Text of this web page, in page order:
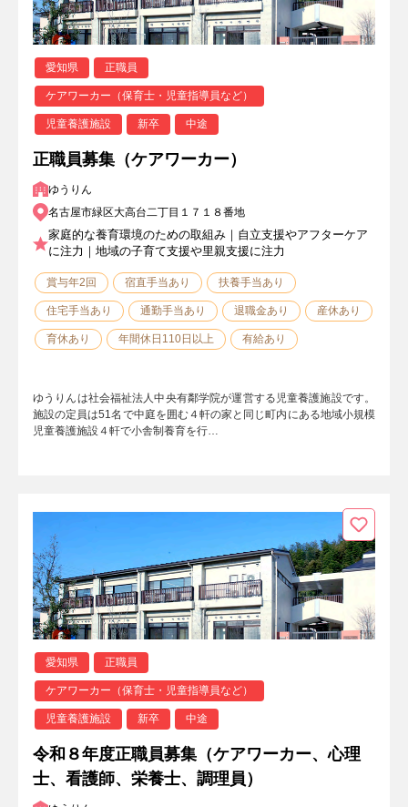
愛知県 正職員
ケアワーカー（保育士・児童指導員など）
児童養護施設 新卒 中途
正職員募集（ケアワーカー）
ゆうりん
名古屋市緑区大高台二丁目１７１８番地
家庭的な養育環境のための取組み｜自立支援やアフターケア
に注力｜地域の子育て支援や里親支援に注力
賞与年2回 宿直手当あり 扶養手当あり
住宅手当あり 通勤手当あり 退職金あり 産休あり
育休あり 年間休日110日以上 有給あり
ゆうりんは社会福祉法人中央有鄰学院が運営する児童養護施設です。
施設の定員は51名で中庭を囲む４軒の家と同じ町内にある地域小規模
児童養護施設４軒で小舎制養育を行…
愛知県 正職員
ケアワーカー（保育士・児童指導員など）
児童養護施設 新卒 中途
令和８年度正職員募集（ケアワーカー、心理
士、看護師、栄養士、調理員）